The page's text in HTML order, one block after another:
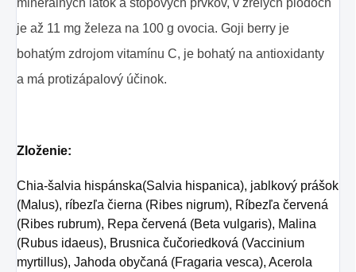
je až 11 mg železa na 100 g ovocia. Goji berry je
bohatým zdrojom vitamínu C, je bohatý na antioxidanty
a má protizápalový účinok.
Zloženie:
Chia-šalvia hispánska(Salvia hispanica), jablkový prášok
(Malus), ríbezľa čierna (Ribes nigrum), Ríbezľa červená
(Ribes rubrum), Repa červená (Beta vulgaris), Malina
(Rubus idaeus), Brusnica čučoriedková (Vaccinium
myrtillus), Jahoda obyčaná (Fragaria vesca), Acerola